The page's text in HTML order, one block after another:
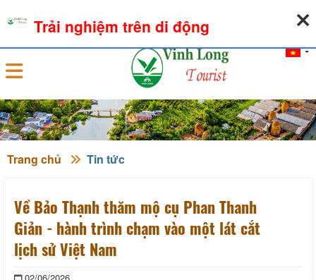
Đăng nhập
Trang chủ Tin tức
Về Bảo Thạnh thăm mộ cụ Phan Thanh
Giản - hành trình chạm vào một lát cắt
lịch sử Việt Nam
Trải nghiệm trên di động